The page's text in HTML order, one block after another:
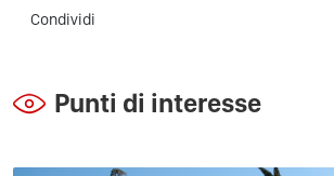
Condividi
Punti di interesse